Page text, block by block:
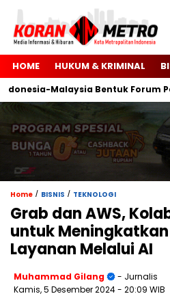
HOME HUKUM & KRIMINAL
Malaysia Bentuk Forum
Home / BISNIS / TEKNOLOGI
Grab dan AWS,
untuk Meningkatkan
Layanan Melalui AI
Muhammad Gilang
- Jurnalis
Kamis, 5 Desember 2024- 20:09 WIB